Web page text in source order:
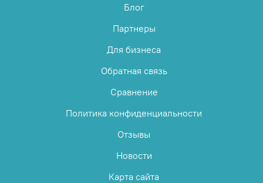
Блог
Партнеры
Для бизнеса
Обратная связь
Сравнение
Политика конфиденциальности
Отзывы
Новости
Карта сайта